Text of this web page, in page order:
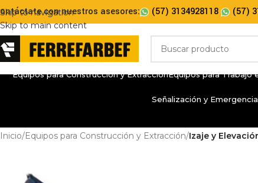
Skip to navigation
Skip to main content
con nuestros asesores: (57) 3134928118 (57)
Equipos para Construcción y ExtracciónEquipos para Trabajo
Señalización y Emergencia
Inicio/Equipos para Construcción y Extracción/Izaje y